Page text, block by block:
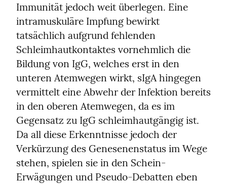
Immunität jedoch weit überlegen. Eine
intramuskuläre Impfung bewirkt
tatsächlich aufgrund fehlenden
Schleimhautkontaktes vornehmlich die
Bildung von IgG, welches erst in den
unteren Atemwegen wirkt, sIgA hingegen
vermittelt eine Abwehr der Infektion bereits
in den oberen Atemwegen, da es im
Gegensatz zu IgG schleimhautgängig ist.
Da all diese Erkenntnisse jedoch der
Verkürzung des Genesenenstatus im Wege
stehen, spielen sie in den Schein-
Erwägungen und Pseudo-Debatten eben